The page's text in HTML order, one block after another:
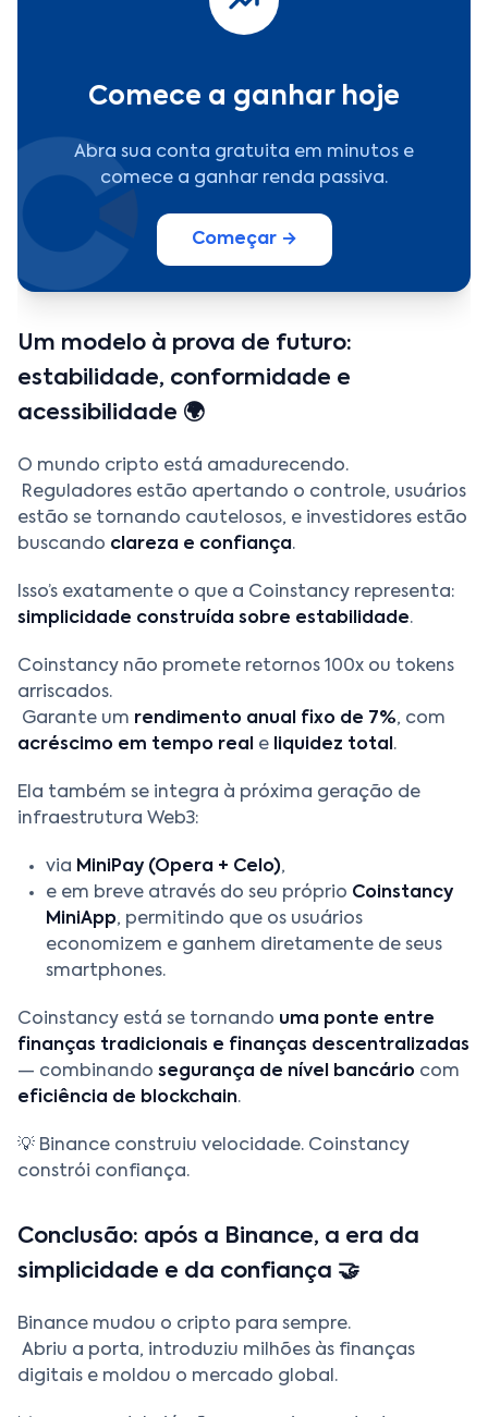
Comece a ganhar hoje
Abra sua conta gratuita em minutos e
comece a ganhar renda passiva.
Começar →
Um modelo à prova de futuro:
estabilidade, conformidade e
acessibilidade 🌍
O mundo cripto está amadurecendo.
Reguladores estão apertando o controle, usuários
estão se tornando cautelosos, e investidores estão
buscando clareza e confiança.
Isso’s exatamente o que a Coinstancy representa:
simplicidade construída sobre estabilidade.
Coinstancy não promete retornos 100x ou tokens
arriscados.
Garante um rendimento anual fixo de 7%, com
acréscimo em tempo real e liquidez total.
Ela também se integra à próxima geração de
infraestrutura Web3:
via MiniPay (Opera + Celo),
e em breve através do seu próprio Coinstancy
MiniApp, permitindo que os usuários
economizem e ganhem diretamente de seus
smartphones.
Coinstancy está se tornando uma ponte entre
finanças tradicionais e finanças descentralizadas
— combinando segurança de nível bancário com
eficiência de blockchain.
💡 Binance construiu velocidade. Coinstancy
constrói confiança.
Conclusão: após a Binance, a era da
simplicidade e da confiança 🤝
Binance mudou o cripto para sempre.
Abriu a porta, introduziu milhões às finanças
digitais e moldou o mercado global.